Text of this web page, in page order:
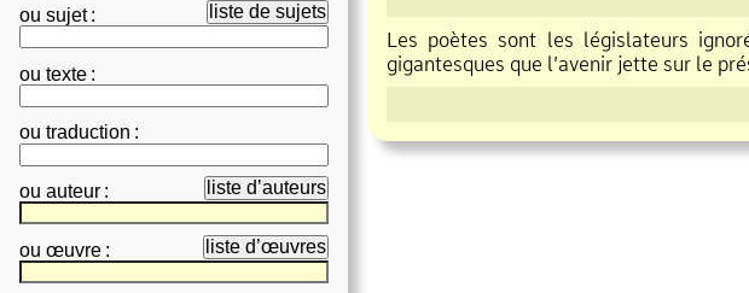
ou sujet: liste de sujets
ou texte :
ou traduction :
ou auteur : liste d’auteurs
ou œuvre : liste d’œuvres
Les poètes sont les législateurs
gigantesques que l’avenir jette sur le